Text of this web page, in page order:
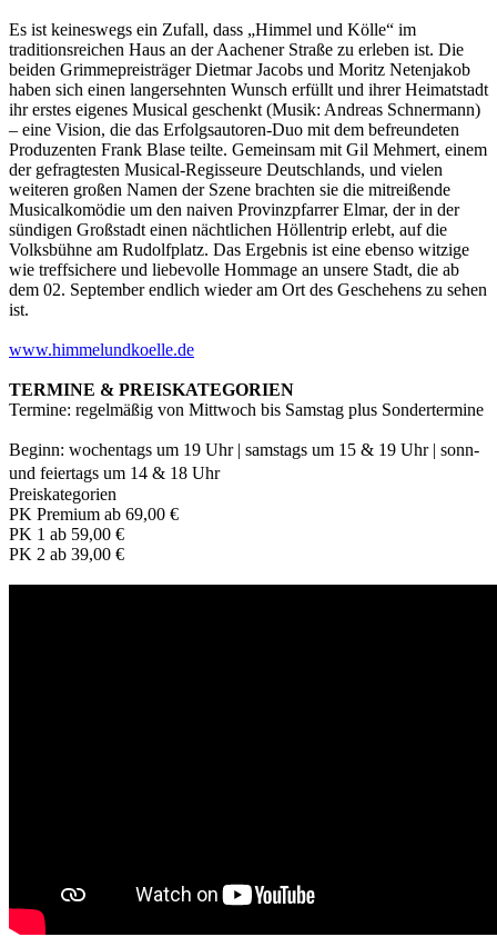
Es ist keineswegs ein Zufall, dass „Himmel und Kölle“ im
traditionsreichen Haus an der Aachener Straße zu erleben ist. Die
beiden Grimmepreisträger Dietmar Jacobs und Moritz Netenjakob
haben sich einen langersehnten Wunsch erfüllt und ihrer Heimatstadt
ihr erstes eigenes Musical geschenkt (Musik: Andreas Schnermann)
– eine Vision, die das Erfolgsautoren-Duo mit dem befreundeten
Produzenten Frank Blase teilte. Gemeinsam mit Gil Mehmert, einem
der gefragtesten Musical-Regisseure Deutschlands, und vielen
weiteren großen Namen der Szene brachten sie die mitreißende
Musicalkomödie um den naiven Provinzpfarrer Elmar, der in der
sündigen Großstadt einen nächtlichen Höllentrip erlebt, auf die
Volksbühne am Rudolfplatz. Das Ergebnis ist eine ebenso witzige
wie treffsichere und liebevolle Hommage an unsere Stadt, die ab
dem 02. September endlich wieder am Ort des Geschehens zu sehen
ist.
www.himmelundkoelle.de
TERMINE & PREISKATEGORIEN
Termine: regelmäßig von Mittwoch bis Samstag plus Sondertermine
Beginn: wochentags um 19 Uhr | samstags um 15 & 19 Uhr | sonn-
und feiertags um 14 & 18 Uhr
Preiskategorien
PK Premium ab 69,00 €
PK 1 ab 59,00 €
PK 2 ab 39,00 €